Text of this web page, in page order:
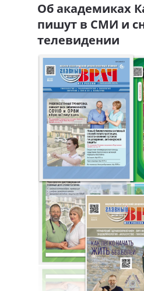
Об академиках
пишут в СМИ и
телевидении